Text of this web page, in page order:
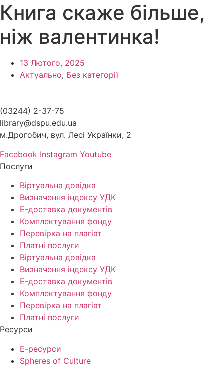
Книга скаже більше,
ніж валентинка!
13 Лютого, 2025
Актуально, Без категорії
(03244) 2-37-75
library@dspu.edu.ua
м.Дрогобич, вул. Лесі Українки, 2
Facebook Instagram Youtube
Послуги
Віртуальна довідка
Визначення індексу УДК
E-доставка документів
Комплектування фонду
Перевірка на плагіат
Платні послуги
Віртуальна довідка
Визначення індексу УДК
E-доставка документів
Комплектування фонду
Перевірка на плагіат
Платні послуги
Ресурси
Е-ресурси
Spheres of Culture